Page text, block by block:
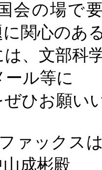
会の場で
に関心のあ
、文部科
ル等に
ぜひお願い
ァックス
成彬殿